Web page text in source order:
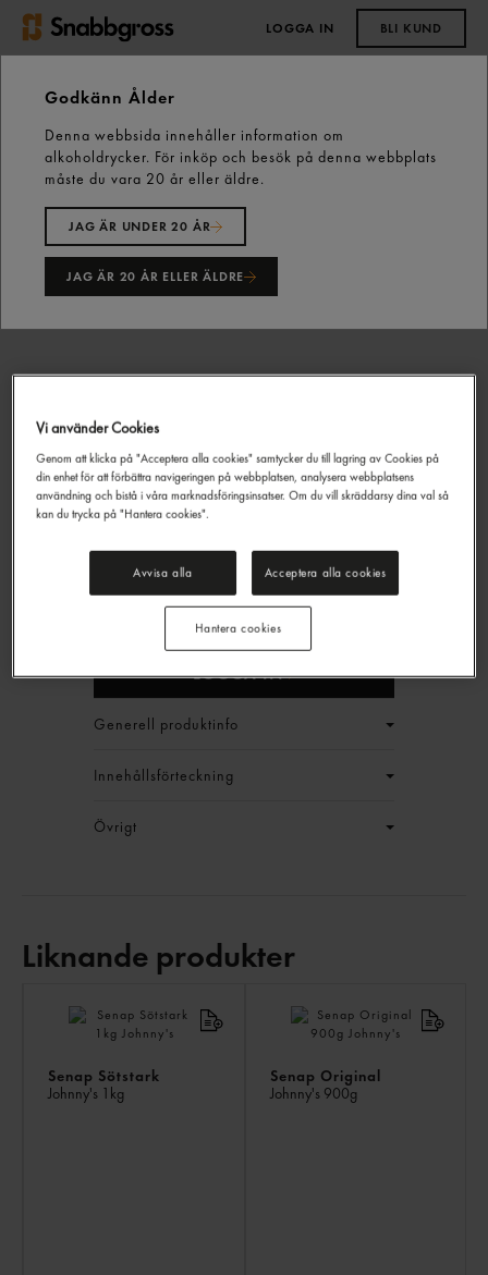
LOGGA IN BLI KUND
Start Fastfood
Senap
Senap Sentomat 2,5kg Felix
Senap Sentomat
Felix2,5kg
EAN: 7310241084657
LOGGA IN
Generell produktinfo
Innehållsförteckning
Övrigt
Liknande produkter
Senap Sötstark
Johnny's 1kg
Senap Original
Johnny's 900g
Vi använder Cookies
Genom att klicka på "Acceptera alla cookies" samtycker du till lagring av Cookies på
din enhet för att förbättra navigeringen på webbplatsen, analysera webbplatsens
användning och bistå i våra marknadsföringsinsatser. Om du vill skräddarsy dina val så
kan du trycka på "Hantera cookies".
Avvisa alla Acceptera alla cookies
Hantera cookies
Godkänn Ålder
Denna webbsida innehåller information om
alkoholdrycker. För inköp och besök på denna webbplats
måste du vara 20 år eller äldre.
JAG ÄR UNDER 20 ÅR
JAG ÄR 20 ÅR ELLER ÄLDRE